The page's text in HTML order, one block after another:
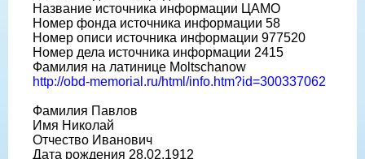
Название источника информации ЦАМО
Номер фонда источника информации 58
Номер описи источника информации 977520
Номер дела источника информации 2415
Фамилия на латинице Moltschanow
http://obd-memorial.ru/html/info.htm?id=300337062
Фамилия Павлов
Имя Николай
Отчество Иванович
Дата рождения 28.02.1912